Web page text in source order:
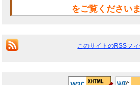
をご覧くださいま
このサイトのRSSフ